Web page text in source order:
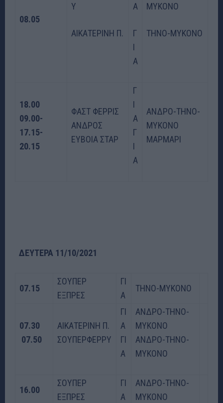
08.05
Υ
ΑΙΚΑΤΕΡΙΝΗ Π.
Α
Γ
Ι
Α
ΜΥΚΟΝΟ
ΤΗΝΟ-ΜΥΚΟΝΟ
18.00
09.00-
17.15-
20.15
ΦΑΣΤ ΦΕΡΡΙΣ
ΑΝΔΡΟΣ
ΕΥΒΟΙΑ ΣΤΑΡ
Γ
Ι
Α
Γ
Ι
Α
ΑΝΔΡΟ-ΤΗΝΟ-
ΜΥΚΟΝΟ
ΜΑΡΜΑΡΙ
ΔΕΥΤΕΡΑ 11/10/2021
07.15
ΣΟΥΠΕΡ
ΕΞΠΡΕΣ
ΓΙ
Α
ΤΗΝΟ-ΜΥΚΟΝΟ
07.30
07.50
ΑΙΚΑΤΕΡΙΝΗ Π.
ΣΟΥΠΕΡΦΕΡΡΥ
ΓΙ
Α
ΓΙ
Α
ΑΝΔΡΟ-ΤΗΝΟ-
MYKONO
ΑΝΔΡΟ-ΤΗΝΟ-
ΜΥΚΟΝΟ
16.00
ΣΟΥΠΕΡ
ΕΞΠΡΕΣ
ΓΙ
Α
ΑΝΔΡΟ-ΤΗΝΟ-
MYKONO